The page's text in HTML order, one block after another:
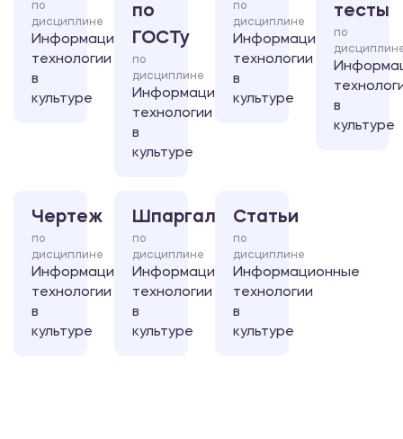
по
дисциплине
Информационные
технологии
в
культуре
по
ГОСТу
по
дисциплине
Информационные
технологии
в
культуре
по
дисциплине
Информационные
технологии
в
культуре
тесты
по
в
культуре
Чертеж
по
дисциплине
Информационные
технологии
в
культуре
Шпаргалка
по
дисциплине
Информационные
технологии
в
культуре
Статьи
по
дисциплине
Информационные
технологии
в
культуре